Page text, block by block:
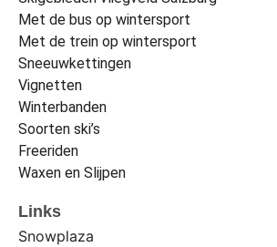
Met de bus op wintersport
Met de trein op wintersport
Sneeuwkettingen
Vignetten
Winterbanden
Soorten ski’s
Freeriden
Waxen en Slijpen
Links
Snowplaza